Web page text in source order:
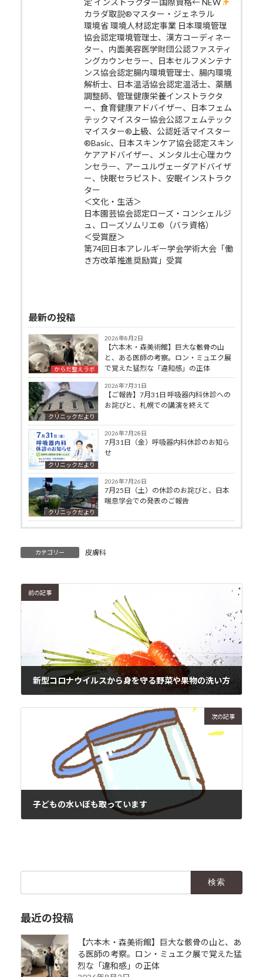
カラダ取説®マスター・ジェネラル
環境省 環境人材認定事業 日本環境管理
協会認定環境管理士、漢方コーディネー
ター、内面美容医学財団公認ファスティ
ングカウンセラー、日本セルフメンテナ
ンス協会認定腸内環境管理士、腸内環境
解析士、日本温活協会認定温活士、薬膳
調整師、管理健康栄養インストラクタ
ー、食育健康アドバイザー、日本フェム
テックマイスター協会公認フェムテック
マイスター®上級、公認妊活マイスター
®Basic、日本スキンケア協会認定スキン
ケアアドバイザー、メンタル士心理カウ
ンセラー、アーユルヴェーダアドバイザ
ー、快眠セラピスト、安眠インストラク
ター
＜文化・生活＞
日本園芸協会認定ローズ・コンシェルジ
ュ、ローズソムリエ®（バラ資格）
＜受賞歴＞
第74回日本アレルギー学会学術大会「働
き方改革推進奨励賞」受賞
最新の投稿
からだ整えラボ
2026年8月2日
【六本木・森美術館】巨大な骸骨の山
と、ある医師の考察。ロン・ミュエク展
で覚えた猛烈な「違和感」の正体
クリニックだより
2026年7月31日
【ご報告】7月31日 呼吸器内科休診への
お詫びと、札幌での講演を終えて
クリニックだより
2026年7月28日
7月31日（金）呼吸器内科休診のお知ら
せ
クリニックだより
2026年7月26日
7月25日（土）の休診のお詫びと、日本
喘息学会での発表のご報告
カテゴリー 皮膚科
前の記事
新型コロナウイルスから身を守る野菜や果物の洗い方
次の記事
子どもの水いぼも取っています
最近の投稿
【六本木・森美術館】巨大な骸骨の山と、あ
る医師の考察。ロン・ミュエク展で覚えた猛
烈な「違和感」の正体